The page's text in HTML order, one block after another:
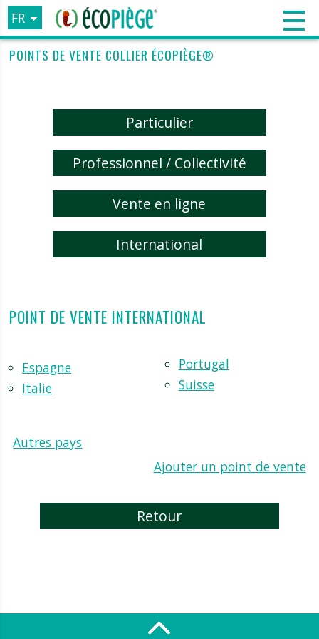
FR
EN
POINTS DE VENTE COLLIER ÉCOPIÈGE®
Particulier
Professionnel / Collectivité
Vente en ligne
International
POINT DE VENTE INTERNATIONAL
Espagne
Italie
Portugal
Suisse
Autres pays
Ajouter un point de vente
Retour